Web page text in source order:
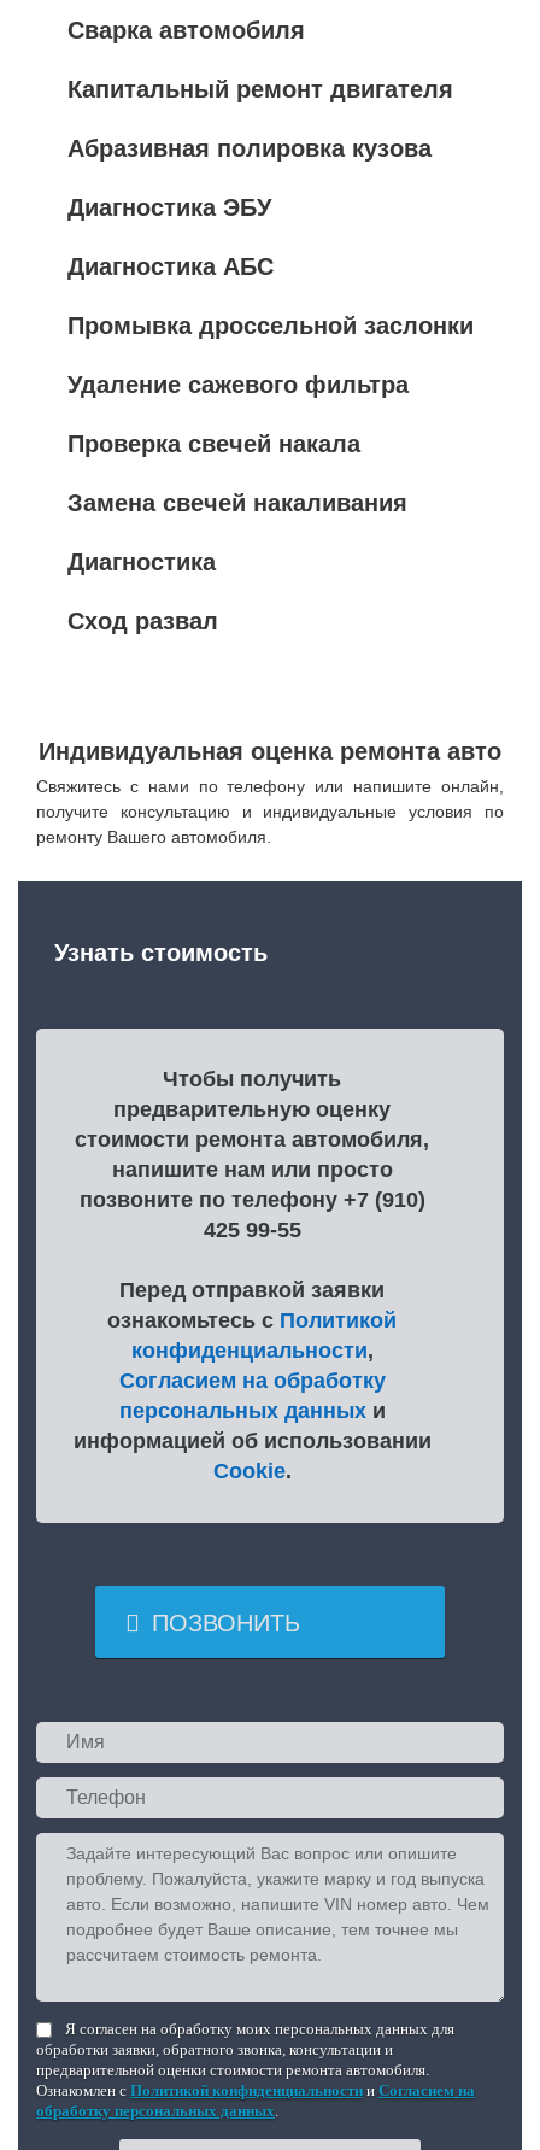
Сварка автомобиля
Капитальный ремонт двигателя
Абразивная полировка кузова
Диагностика ЭБУ
Диагностика АБС
Промывка дроссельной заслонки
Удаление сажевого фильтра
Проверка свечей накала
Замена свечей накаливания
Диагностика
Сход развал
Индивидуальная оценка ремонта авто
Свяжитесь с нами по телефону или напишите онлайн,
получите консультацию и индивидуальные условия по
ремонту Вашего автомобиля.
Узнать стоимость
Чтобы получить
предварительную оценку
стоимости ремонта автомобиля,
напишите нам или просто
позвоните по телефону +7 (910)
425 99-55
Перед отправкой заявки
ознакомьтесь с Политикой
конфиденциальности,
Согласием на обработку
персональных данныхи
информацией об использовании
Cookie.
 ПОЗВОНИТЬ
Я согласен на обработку моих персональных данных для
обработки заявки, обратного звонка, консультации и
предварительной оценки стоимости ремонта автомобиля.
Ознакомлен с Политикой конфиденциальности и Согласием на
обработку персональных данных.